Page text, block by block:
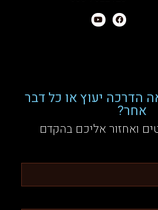
הדרכה יעוץ או כל דבר
אחר?
ואחזור אליכם בהקדם